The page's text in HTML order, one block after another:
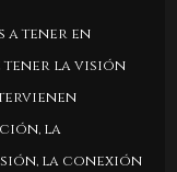
a tener en
tener la visión
la
la conexión